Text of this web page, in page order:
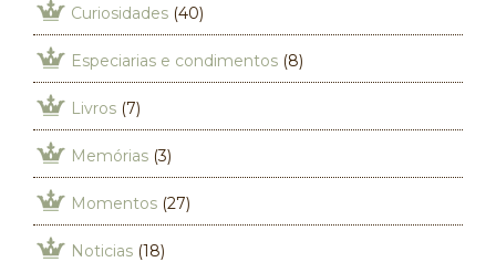
Curiosidades (40)
Especiarias e condimentos (8)
Livros (7)
Memórias (3)
Momentos (27)
Noticias (18)